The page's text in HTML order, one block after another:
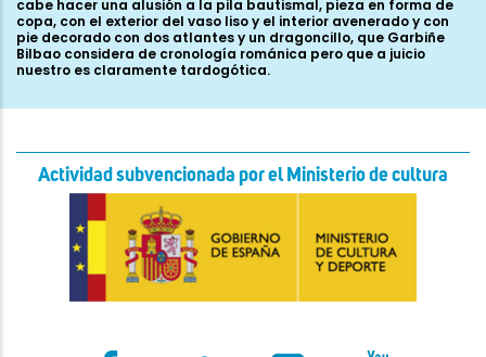
Actividad subvencionada por el Ministerio de cultura